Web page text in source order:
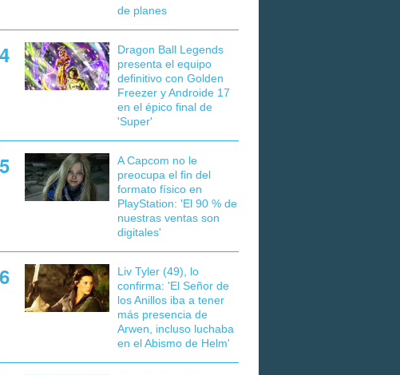
de planes
Dragon Ball Legends
presenta el equipo
definitivo con Golden
Freezer y Androide 17
en el épico final de
'Super'
A Capcom no le
preocupa el fin del
formato físico en
PlayStation: 'El 90 % de
nuestras ventas son
digitales'
Liv Tyler (49), lo
confirma: 'El Señor de
los Anillos iba a tener
más presencia de
Arwen, incluso luchaba
en el Abismo de Helm'